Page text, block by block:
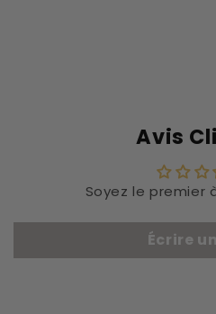
Avis
Soyez le premier
Écrire